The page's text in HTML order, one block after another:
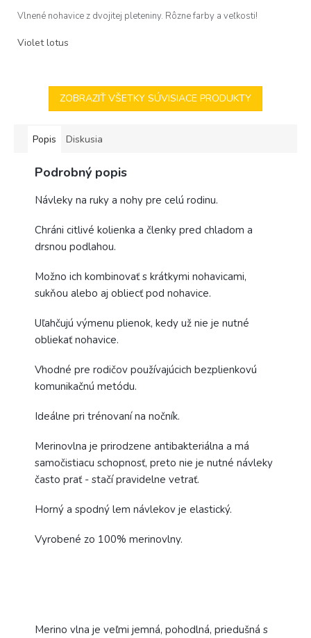
z
hviezdičiek.
Vlnené nohavice z dvojitej pleteniny. Rôzne farby a veľkosti!
Violet lotus
ZOBRAZIŤ VŠETKY SÚVISIACE PRODUKTY
Popis Diskusia
Podrobný popis
Návleky na ruky a nohy pre celú rodinu.
Chráni citlivé kolienka a členky pred chladom a
drsnou podlahou.
Možno ich kombinovať s krátkymi nohavicami,
sukňou alebo aj obliecť pod nohavice.
Uľahčujú výmenu plienok, kedy už nie je nutné
obliekať nohavice.
Vhodné pre rodičov používajúcich bezplienkovú
komunikačnú metódu.
Ideálne pri trénovaní na nočník.
Merinovlna je prirodzene antibakteriálna a má
samočistiacu schopnosť, preto nie je nutné návleky
často prať - stačí pravidelne vetrať.
Horný a spodný lem návlekov je elastický.
Vyrobené zo 100% merinovlny.
Merino vlna je veľmi jemná, pohodlná, priedušná s